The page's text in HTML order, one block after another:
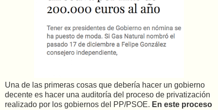
Una de las primeras cosas que debería hacer un gobierno
decente es hacer una auditoría del proceso de privatización
realizado por los gobiernos del PP/PSOE. En este proceso